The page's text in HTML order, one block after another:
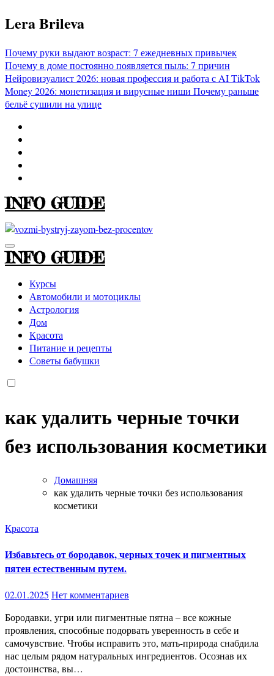
Перейти
к
Lera Brileva
Почему руки выдают возраст: 7 ежедневных привычек
Почему в доме постоянно появляется пыль: 7 причин
Нейровизуалист 2026: новая профессия и работа с AITikTok
Money 2026: монетизация и вирусные ниши Почему раньше
бельё сушили на улице
INFO GUIDE
INFO GUIDE
Курсы
Автомобили и мотоциклы
Астрология
Дом
Красота
Питание и рецепты
Советы бабушки
как удалить черные точки
без использования косметики
Домашняя
как удалить черные точки без использования
косметики
Красота
Избавьтесь от бородавок, черных точек и пигментных
пятен естественным путем.
02.01.2025 Нет комментариев
Бородавки, угри или пигментные пятна – все кожные
проявления, способные подорвать уверенность в себе и
самочувствие. Чтобы исправить это, мать-природа снабдила
нас целым рядом натуральных ингредиентов. Осознав их
достоинства, вы…